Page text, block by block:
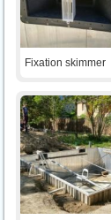
Fixation skimmer